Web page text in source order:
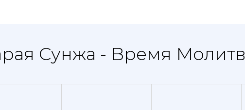
Сунжа - Время Молитв